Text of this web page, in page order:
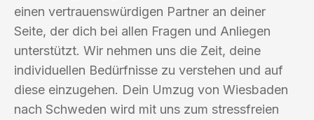
einen vertrauenswürdigen Partner an deiner
Seite, der dich bei allen Fragen und Anliegen
unterstützt. Wir nehmen uns die Zeit, deine
individuellen Bedürfnisse zu verstehen und auf
diese einzugehen. Dein Umzug von Wiesbaden
nach Schweden wird mit uns zum stressfreien